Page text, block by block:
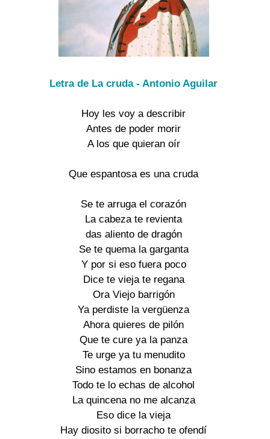
Letra de La cruda - Antonio Aguilar
Hoy les voy a describir
Antes de poder morir
A los que quieran oír
Que espantosa es una cruda
Se te arruga el corazón
La cabeza te revienta
das aliento de dragón
Se te quema la garganta
Y por si eso fuera poco
Dice te vieja te regana
Ora Viejo barrigón
Ya perdiste la vergüenza
Ahora quieres de pilón
Que te cure ya la panza
Te urge ya tu menudito
Sino estamos en bonanza
Todo te lo echas de alcohol
La quincena no me alcanza
Eso dice la vieja
Hay diosito si borracho te ofendí